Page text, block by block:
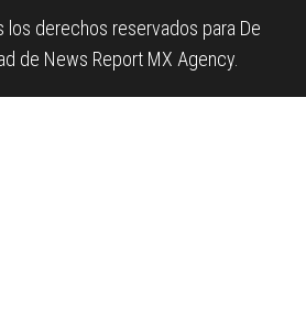
derechos reservados para De
de News Report MX Agency.